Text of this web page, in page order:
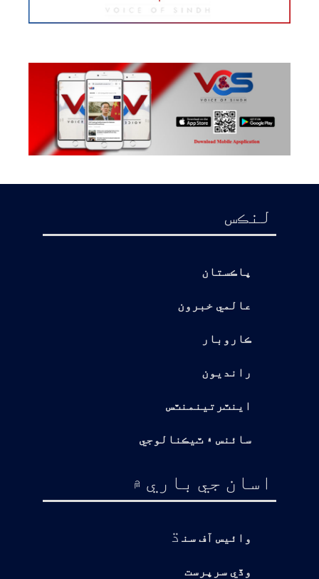
لنڪس
پاڪستان
عالمي خبرون
ڪاروبار
رانديون
اينٽرتينمنٽس
سائنس ۽ ٽيڪنالوجي
اسان جي باري ۾
وائيس آف سن ڌ
وڏي سرپرست